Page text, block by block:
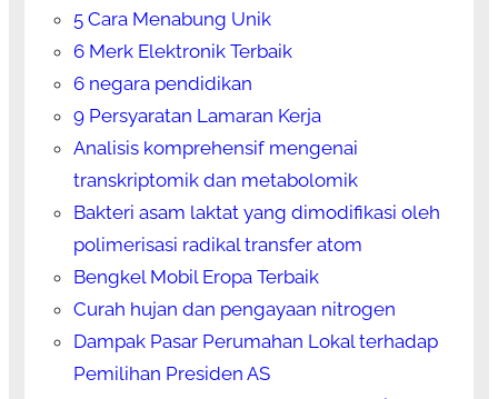
5 Cara Menabung Unik
6 Merk Elektronik Terbaik
6 negara pendidikan
9 Persyaratan Lamaran Kerja
Analisis komprehensif mengenai
transkriptomik dan metabolomik
Bakteri asam laktat yang dimodifikasi oleh
polimerisasi radikal transfer atom
Bengkel Mobil Eropa Terbaik
Curah hujan dan pengayaan nitrogen
Dampak Pasar Perumahan Lokal terhadap
Pemilihan Presiden AS